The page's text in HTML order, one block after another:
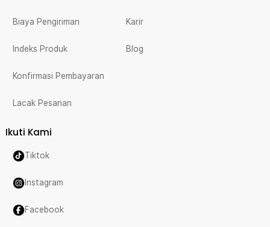
Biaya Pengiriman
Indeks Produk
Konfirmasi Pembayaran
Lacak Pesanan
Karir
Blog
Ikuti Kami
Tiktok
Instagram
Facebook